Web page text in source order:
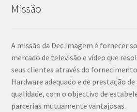
Missão
A missão da Dec.Imagem é fornecer
mercado de televisão e vídeo que
seus clientes através do
Hardware adequado e de prestação de
qualidade, com o objectivo de
parcerias mutuamente vantajosas.